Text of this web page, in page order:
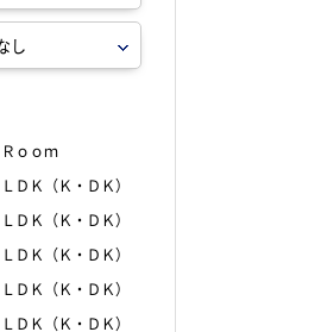
Ｒｏｏｍ
ＬＤＫ（Ｋ・ＤＫ）
ＬＤＫ（Ｋ・ＤＫ）
ＤＫ（Ｋ・ＤＫ）
ＤＫ（Ｋ・ＤＫ）
ＤＫ（Ｋ・ＤＫ）